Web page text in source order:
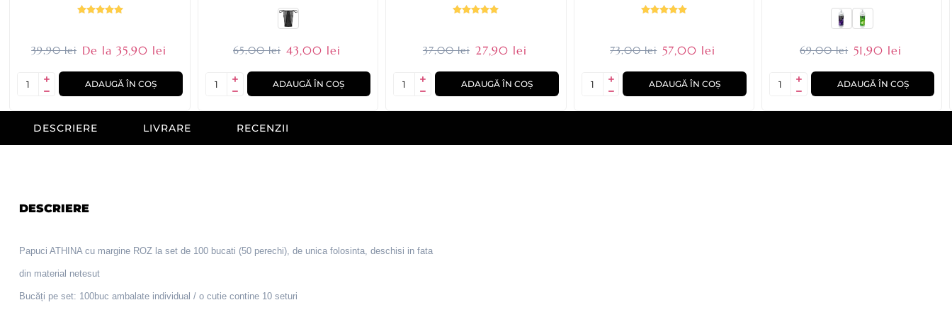
39,90 lei De la 35,90 lei
ADAUGĂ ÎN COȘ
65,00 lei 43,00 lei
ADAUGĂ ÎN COȘ
37,00 lei 27,90 lei
ADAUGĂ ÎN COȘ
73,00 lei 57,00 lei
ADAUGĂ ÎN COȘ
69,00 lei 51,90 lei
ADAUGĂ ÎN COȘ
DESCRIERE LIVRARE RECENZII
DESCRIERE
Papuci ATHINA cu margine ROZ la set de 100 bucati (50 perechi), de unica folosinta, deschisi in fata
din material netesut
Bucăți pe set: 100buc ambalate individual / o cutie contine 10 seturi